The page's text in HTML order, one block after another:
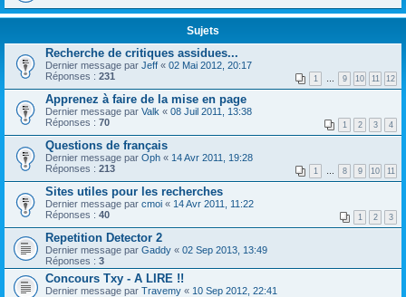
Sujets
Recherche de critiques assidues...
Dernier message par Jeff « 02 Mai 2012, 20:17
Réponses : 231 1 … 9 10 11 12
Apprenez à faire de la mise en page
Dernier message par Valk « 08 Juil 2011, 13:38
Réponses : 70 1 2 3 4
Questions de français
Dernier message par Oph « 14 Avr 2011, 19:28
Réponses : 213 1 … 8 9 10 11
Sites utiles pour les recherches
Dernier message par cmoi « 14 Avr 2011, 11:22
Réponses : 40 1 2 3
Repetition Detector 2
Dernier message par Gaddy « 02 Sep 2013, 13:49
Réponses : 3
Concours Txy - A LIRE !!
Dernier message par Travemy « 10 Sep 2012, 22:41